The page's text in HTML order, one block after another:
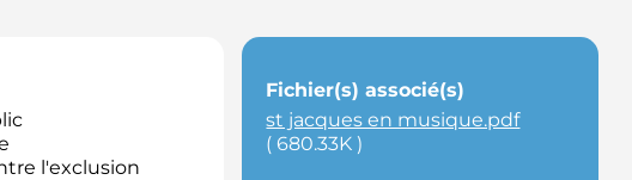
l'exclusion
Fichier(s) associé(s)
st jacques en musique.pdf
( 680.33K )